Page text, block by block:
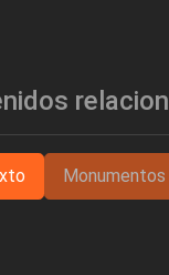
Monumentos